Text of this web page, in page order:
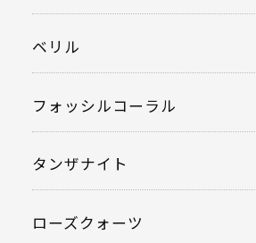
ベリル
フォッシルコーラル
タンザナイト
ローズクォーツ